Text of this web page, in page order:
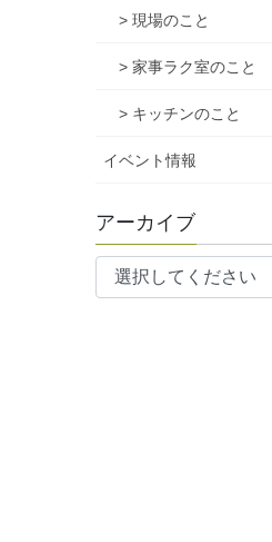
> 現場のこと
> 家事ラク室のこと
> キッチンのこと
イベント情報
アーカイブ